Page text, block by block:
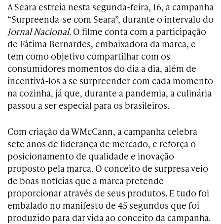
A Seara estreia nesta segunda-feira, 16, a campanha
“Surpreenda-se com Seara”, durante o intervalo do
Jornal Nacional. O filme conta com a participação
de Fátima Bernardes, embaixadora da marca, e
tem como objetivo compartilhar com os
consumidores momentos do dia a dia, além de
incentivá-los a se surpreender com cada momento
na cozinha, já que, durante a pandemia, a culinária
passou a ser especial para os brasileiros.
Com criação da WMcCann, a campanha celebra
sete anos de liderança de mercado, e reforça o
posicionamento de qualidade e inovação
proposto pela marca. O conceito de surpresa veio
de boas notícias que a marca pretende
proporcionar através de seus produtos. E tudo foi
embalado no manifesto de 45 segundos que foi
produzido para dar vida ao conceito da campanha.